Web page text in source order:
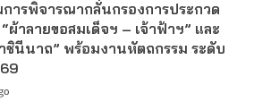
การพิจารณากลั่นกรองการประกวด
ผ้าลายขอสมเด็จฯ – เจ้าฟ้าฯ” และ
ชินีนาถ” พร้อมงานหัตถกรรม ระดับ